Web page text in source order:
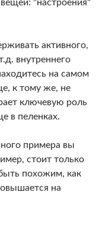
"настроения"
активного,
внутреннего
на самом
к тому же, не
ключевую роль
в пеленках.
примера вы
стоит только
похожим, как
на